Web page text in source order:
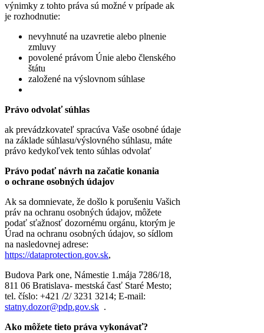
výnimky z tohto práva sú možné v prípade ak
je rozhodnutie:
nevyhnuté na uzavretie alebo plnenie
zmluvy
povolené právom Únie alebo členského
štátu
založené na výslovnom súhlase
Právo odvolať súhlas
ak prevádzkovateľ spracúva Vaše osobné údaje
na základe súhlasu/výslovného súhlasu, máte
právo kedykoľvek tento súhlas odvolať
Právo podať návrh na začatie konania
o ochrane osobných údajov
Ak sa domnievate, že došlo k porušeniu Vašich
práv na ochranu osobných údajov, môžete
podať sťažnosť dozornému orgánu, ktorým je
Úrad na ochranu osobných údajov, so sídlom
na nasledovnej adrese:
https://dataprotection.gov.sk,
Budova Park one, Námestie 1.mája 7286/18,
811 06 Bratislava- mestská časť Staré Mesto;
tel. číslo: +421 /2/ 3231 3214; E-mail:
statny.dozor@pdp.gov.sk .
Ako môžete tieto práva vykonávať?